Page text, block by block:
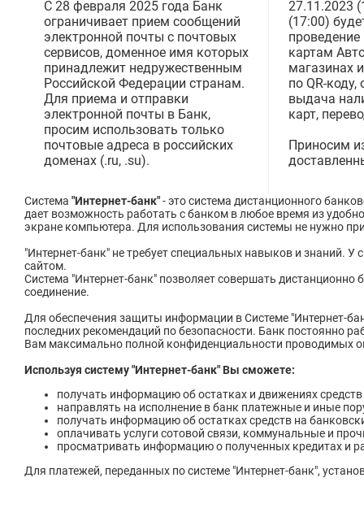
C 28 февраля 2025 года Банк
ограничивает прием сообщений
электронной почты с почтовых
сервисов, доменное имя которых
принадлежит недружественным
Российской Федерации странам.
Для приема и отправки
электронной почты в Банк,
просим использовать только
почтовые адреса в российских
доменах (.ru, .su).
27.11.2023
(17:00)
проведение
картам
магазинах
по QR-
выдача
карт,
Приносим
Система "Интернет-банк"- это система дистанционного
дает возможность работать с банком в любое время из
экране компьютера. Для использования системы не нужно
"Интернет-банк" не требует специальных навыков и знаний.
сайтом.
Система "Интернет-банк" позволяет совершать
соединение.
Для обеспечения защиты информации в Системе "Интернет-
последних рекомендаций по безопасности. Банк постоянно
Вам максимально полной конфиденциальности проводимых
Используя систему "Интернет-банк" Вы сможете:
получать информацию об остатках и движениях
направлять на исполнение в банк платежные и иные
получать информацию об остатках средств на
оплачивать услуги сотовой связи, коммунальные и
просматривать информацию о полученных кредитах и
Для платежей, переданных по системе "Интернет-банк",